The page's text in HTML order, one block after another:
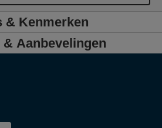
& Kenmerken
Aanbevelingen